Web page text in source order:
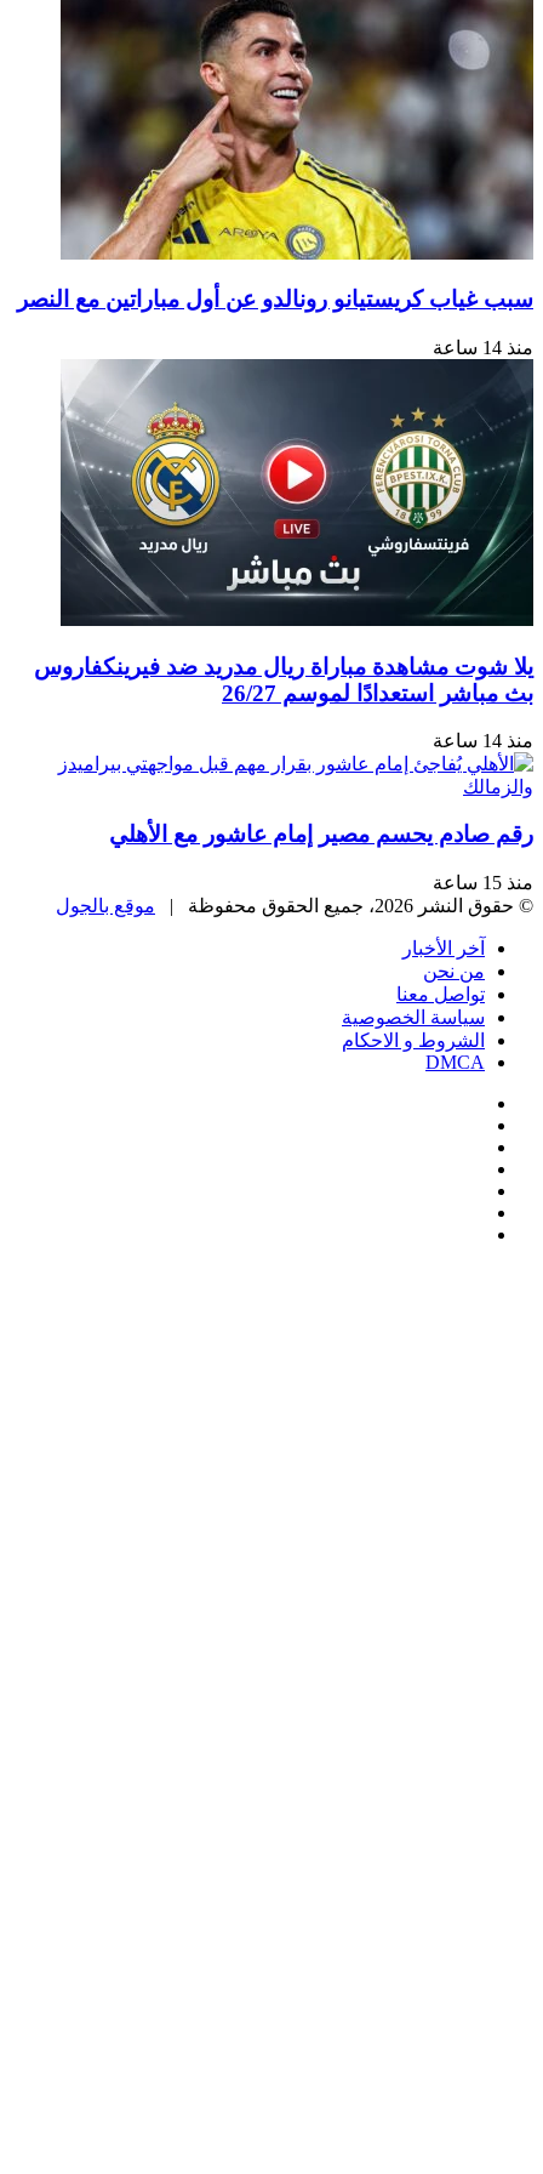
كريستيانو رونالدو عن أول مباراتين مع النصر
مشاهدة مباراة ريال مدريد ضد فيرينكفاروس
استعدادًا لموسم 26/27
يحسم مصير إمام عاشور مع الأهلي
جميع الحقوق محفوظة | موقع بالجول
الأخبار
نحن
معنا
الخصوصية
و الاحكام